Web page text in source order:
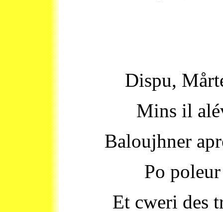
Dispu,
Mins il
Baloujhner
Po
Et cweri des